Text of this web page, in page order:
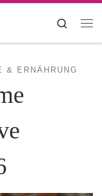
Search
& ERNÄHRUNG